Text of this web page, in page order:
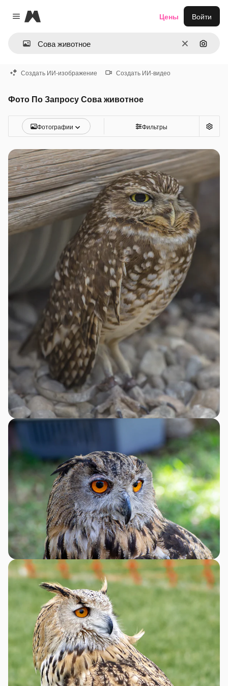
Close menu
Magnific
ОчиститьПоиск
Цены Войти
Создать ИИ-изображение Создать ИИ-видео
Фото По Запросу Сова животное
Фотографии Фильтры